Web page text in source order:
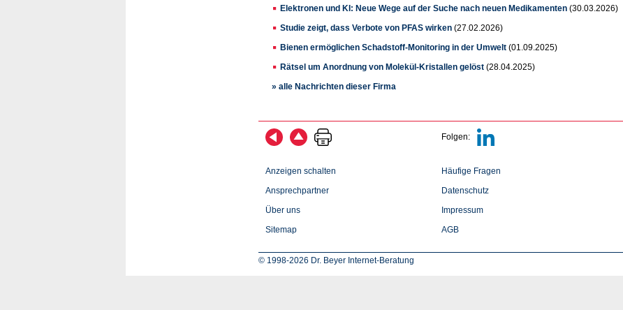
Elektronen und KI: Neue Wege auf der Suche nach neuen Medikamenten (30.03.2026)
Studie zeigt, dass Verbote von PFAS wirken (27.02.2026)
Bienen ermöglichen Schadstoff-Monitoring in der Umwelt (01.09.2025)
Rätsel um Anordnung von Molekül-Kristallen gelöst (28.04.2025)
» alle Nachrichten dieser Firma
Folgen:
Anzeigen schalten
Ansprechpartner
Über uns
Sitemap
Häufige Fragen
Datenschutz
Impressum
AGB
© 1998-2026 Dr. Beyer Internet-Beratung